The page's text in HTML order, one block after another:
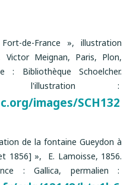
de-France », illustration
Victor Meignan, Paris, Plon,
: Bibliothèque Schoelcher.
l'illustration :
images/SCH132
de la fontaine Gueydon à
1856] », E. Lamoisse, 1856.
: Gallica, permalien :